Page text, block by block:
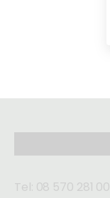
Tel: 08 570 281 00